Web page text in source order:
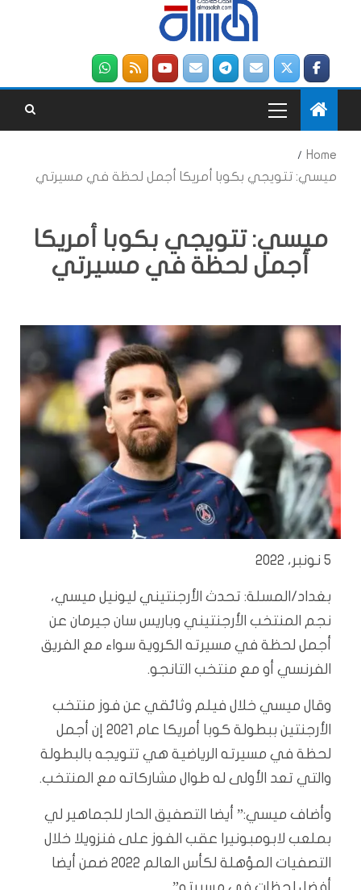
Home
ميسي: تتويجي بكوبا أمريكا أجمل لحظة في مسيرتي
ميسي: تتويجي بكوبا أمريكا
أجمل لحظة في مسيرتي
5 نونبر، 2022
بغداد/المسلة: تحدث الأرجنتيني ليونيل ميسي،
نجم المنتخب الأرجنتيني وباريس سان جيرمان عن
أجمل لحظة في مسيرته الكروية سواء مع الفريق
الفرنسي أو مع منتخب التانجو.
وقال ميسي خلال فيلم وثائقي عن فوز منتخب
الأرجنتين ببطولة كوبا أمريكا عام 2021 إن أجمل
لحظة في مسيرته الرياضية هي تتويجه بالبطولة
والتي تعد الأولى له طوال مشاركاته مع المنتخب.
وأضاف ميسي:” أيضا التصفيق الحار للجماهير لي
بملعب لابومبونيرا عقب الفوز على فنزويلا خلال
التصفيات المؤهلة لكأس العالم 2022 ضمن أيضا